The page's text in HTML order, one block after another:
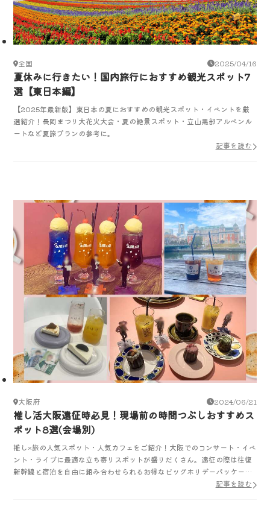
全国 2025/04/16
夏休みに行きたい！国内旅行におすすめ観光スポット7
選【東日本編】
【2025年最新版】東日本の夏におすすめの観光スポット・イベントを厳
選紹介！長岡まつり大花火大会・夏の絶景スポット・立山黒部アルペンル
ートなど夏旅プランの参考に。
記事を読む
大阪府 2024/06/21
推し活大阪遠征時必見！現場前の時間つぶしおすすめス
ポット8選(会場別)
推し×旅の人気スポット・人気カフェをご紹介！大阪でのコンサート・イベ
ント・ライブに最適な立ち寄りスポットが盛りだくさん。遠征の際は往復
新幹線と宿泊を自由に組み合わせられるお得なビッグホリデーパッケージ
記事を読む